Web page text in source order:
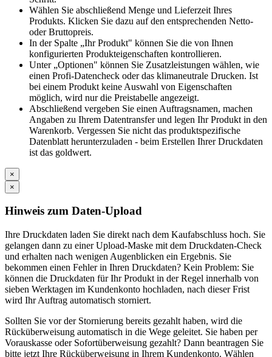
Wählen Sie abschließend Menge und Lieferzeit Ihres
Produkts. Klicken Sie dazu auf den entsprechenden Netto-
oder Bruttopreis.
In der Spalte „Ihr Produkt" können Sie die von Ihnen
konfigurierten Produkteigenschaften kontrollieren.
Unter „Optionen" können Sie Zusatzleistungen wählen, wie
einen Profi-Datencheck oder das klimaneutrale Drucken. Ist
bei einem Produkt keine Auswahl von Eigenschaften
möglich, wird nur die Preistabelle angezeigt.
Abschließend vergeben Sie einen Auftragsnamen, machen
Angaben zu Ihrem Datentransfer und legen Ihr Produkt in den
Warenkorb. Vergessen Sie nicht das produktspezifische
Datenblatt herunterzuladen - beim Erstellen Ihrer Druckdaten
ist das goldwert.
×
×
Hinweis zum Daten-Upload
Ihre Druckdaten laden Sie direkt nach dem Kaufabschluss hoch. Sie
gelangen dann zu einer Upload-Maske mit dem Druckdaten-Check
und erhalten nach wenigen Augenblicken ein Ergebnis. Sie
bekommen einen Fehler in Ihren Druckdaten? Kein Problem: Sie
können die Druckdaten für Ihr Produkt in der Regel innerhalb von
sieben Werktagen im Kundenkonto hochladen, nach dieser Frist
wird Ihr Auftrag automatisch storniert.
Sollten Sie vor der Stornierung bereits gezahlt haben, wird die
Rücküberweisung automatisch in die Wege geleitet. Sie haben per
Vorauskasse oder Sofortüberweisung gezahlt? Dann beantragen Sie
bitte jetzt Ihre Rücküberweisung in Ihrem Kundenkonto. Wählen